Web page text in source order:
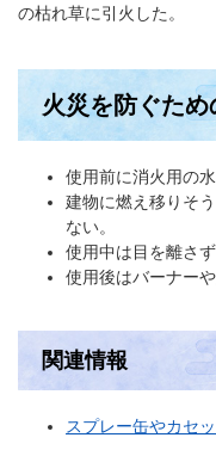
の枯れ草に引火した。
火災を防ぐた
使用前に消火用の
建物に燃え移りそ
ない。
使用中は目を離さ
使用後はバーナー
関連情報
スプレー缶やカセ